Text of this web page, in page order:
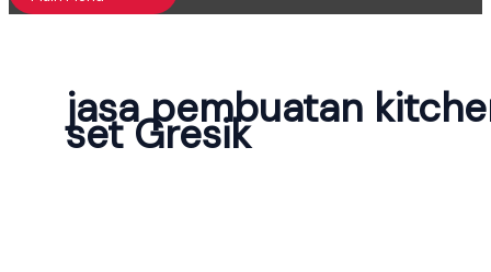
jasa pembuatan
set Gresik